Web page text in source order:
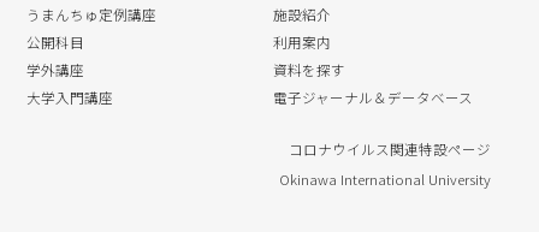
うまんちゅ定例講座
公開科目
学外講座
大学入門講座
施設紹介
利用案内
資料を探す
電子ジャーナル＆データベース
コロナウイルス関連特設ページ
Okinawa International University